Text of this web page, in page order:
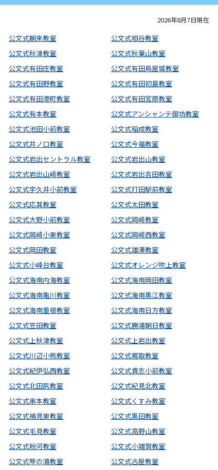
2026年8月7日現在
公文式朝来教室
公文式相谷教室
公文式秋津教室
公文式秋葉山教室
公文式有田庄教室
公文式有田鳥屋城教室
公文式有田野教室
公文式有田初島教室
公文式有田港町教室
公文式有田宮原教室
公文式有本教室
公文式アンシャンテ御坊教室
公文式池田小前教室
公文式稲成教室
公文式井ノ口教室
公文式今福教室
公文式岩出セントラル教室
公文式岩出山教室
公文式岩出山崎教室
公文式岩出吉田教室
公文式宇久井小前教室
公文式打田駅前教室
公文式応其教室
公文式太田教室
公文式大野小前教室
公文式岡崎教室
公文式岡崎小東教室
公文式岡崎西教室
公文式岡田教室
公文式雄湊教室
公文式小峰台教室
公文式オレンジ吹上教室
公文式海南内海教室
公文式海南岡田教室
公文式海南亀川教室
公文式海南黒江教室
公文式海南重根教室
公文式海南日方教室
公文式笠田教室
公文式勝浦朝日教室
公文式上秋津教室
公文式上岩出教室
公文式川辺小熊教室
公文式梶取教室
公文式紀伊弘西教室
公文式貴志小前教室
公文式北田尻教室
公文式紀見北教室
公文式串本教室
公文式くすみ教室
公文式楠見東教室
公文式黒田教室
公文式毛見教室
公文式高野山教室
公文式粉河教室
公文式小雑賀教室
公文式琴の浦教室
公文式古屋教室